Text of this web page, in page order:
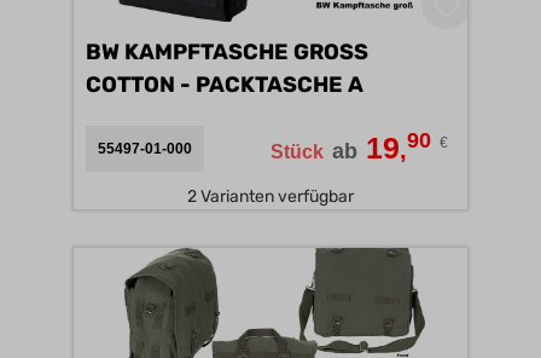
BW KAMPFTASCHE GROSS C
OTTON - PACKTASCHE A
55497-01-000 Stück ab 19,90 €
2 Varianten verfügbar